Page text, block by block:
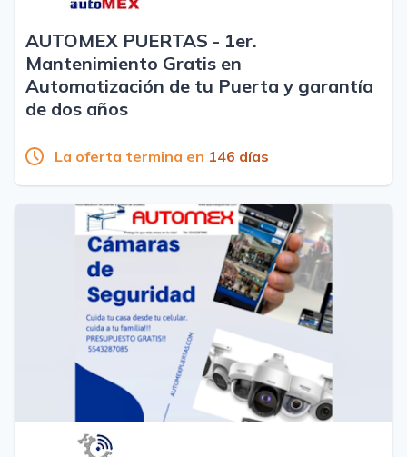
AUTOMEX PUERTAS - 1er.
Mantenimiento Gratis en
Automatización de tu Puerta y garantía
de dos años
La oferta termina en 146 días